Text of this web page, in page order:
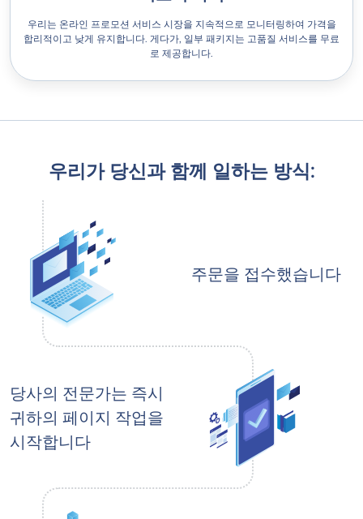
우리는 온라인 프로모션 서비스 시장을 지속적으로 모니터링하여 가격을
합리적이고 낮게 유지합니다. 게다가, 일부 패키지는 고품질 서비스를 무료
로 제공합니다.
우리가 당신과 함께 일하는 방식:
주문을 접수했습니다
당사의 전문가는 즉시
귀하의 페이지 작업을
시작합니다